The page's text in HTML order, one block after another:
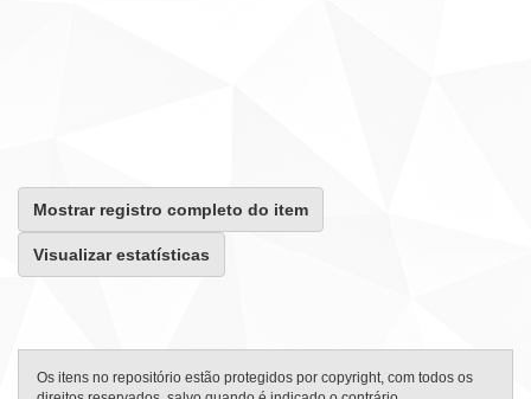
Mostrar registro completo do item
Visualizar estatísticas
Os itens no repositório estão protegidos por copyright, com todos os